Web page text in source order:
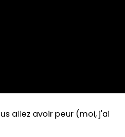
allez avoir peur (moi, j'ai